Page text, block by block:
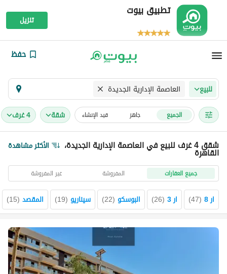
تطبيق بيوت
تنزيل
حفظ
للبيع العاصمة الإدارية الجديدة
الجميع جاهز قيد الإنشاء شقة 4 غرف
شقق 4 غرف للبيع في العاصمة الإدارية الجديدة، القاهرة الأكثر مشاهدة
جميع العقارات المفروشة غير المفروشة
ار 8 (
47
) ار 3 (
26
) البوسكو (
22
) سيناريو (
19
) المقصد (
15
)